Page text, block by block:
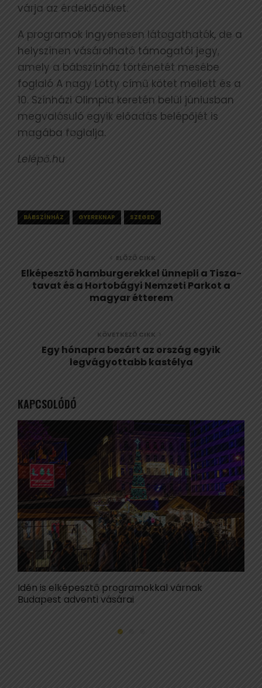
várja az érdeklődőket.
A programok ingyenesen látogathatók, de a
helyszínen vásárolható támogatói jegy,
amely a bábszínház történetét mesébe
foglaló A nagy Lötty című kötet mellett és a
10. Színházi Olimpia keretén belül júniusban
megvalósuló egyik előadás belépőjét is
magába foglalja.
Lelépő.hu
BÁBSZÍNHÁZ GYEREKNAP SZEGED
ELŐZŐ CIKK
Elképesztő hamburgerekkel ünnepli a Tisza-
tavat és a Hortobágyi Nemzeti Parkot a
magyar étterem
KÖVETKEZŐ CIKK
Egy hónapra bezárt az ország egyik
legvágyottabb kastélya
KAPCSOLÓDÓ
Idén is elképesztő programokkal várnak
Budapest adventi vásárai